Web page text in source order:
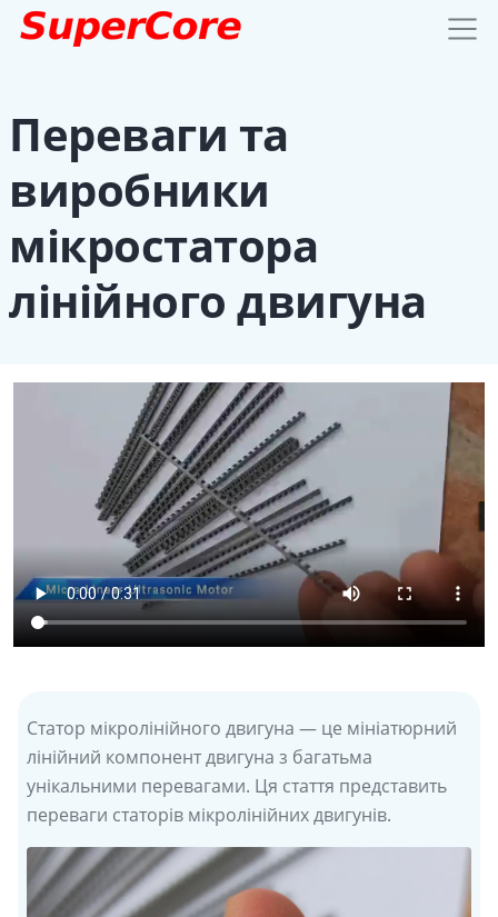
Переваги та
виробники
мікростатора
лінійного двигуна
Статор мікролінійного двигуна — це мініатюрний
лінійний компонент двигуна з багатьма
унікальними перевагами. Ця стаття представить
переваги статорів мікролінійних двигунів.